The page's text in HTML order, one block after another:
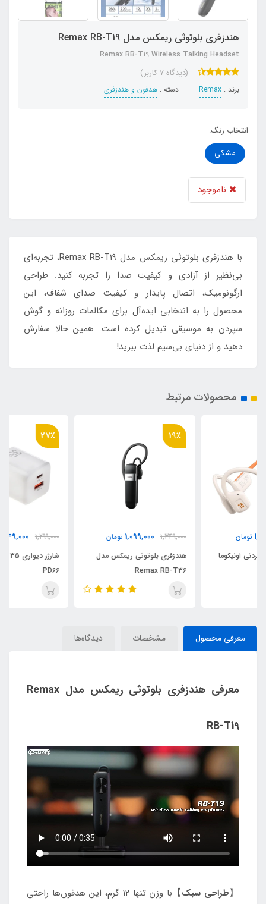
هندزفری بلوتوثی ریمکس مدل Remax RB-T19
Remax RB-T19 Wireless Talking Headset
(دیدگاه 7 کاربر)
برند : Remax دسته : هدفون‌ و‌ هندزفری
انتخاب رنگ:
مشکی
ناموجود
با هندزفری بلوتوثی ریمکس مدل Remax RB-T19، تجربه‌ای
بی‌نظیر از آزادی و کیفیت صدا را تجربه کنید. طراحی
ارگونومیک، اتصال پایدار و کیفیت صدای شفاف، این
محصول را به انتخابی ایده‌آل برای مکالمات روزانه و گوش
سپردن به موسیقی تبدیل کرده است. همین حالا سفارش
دهید و از دنیای بی‌سیم لذت ببرید!
محصولات مرتبط
1,349,000
تومان
هندزفری بلوتوثی ریمکس مدل
1,299,000
تومان
شارژر دیواری 35 وات Awei مدل
معرفی محصول مشخصات دیدگاه‌ها
معرفی هندزفری بلوتوثی ریمکس مدل Remax
RB-T19
【طراحی سبک】
با وزن تنها ۱۲ گرم، این هدفون‌ها راحتی